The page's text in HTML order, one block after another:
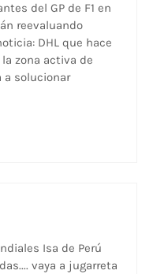
del GP de F1 en
reevaluando
DHL que hace
zona activa de
a solucionar
Isa de Perú
vaya a jugarreta